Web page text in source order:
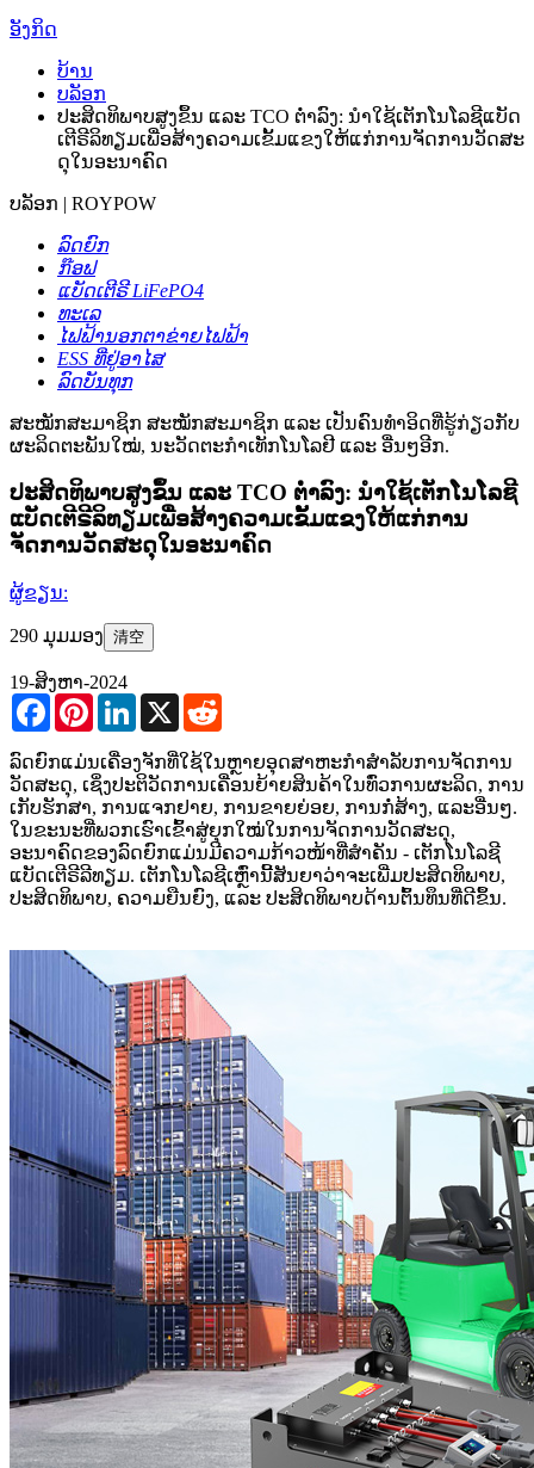
ອັງກິດ
ບ້ານ
ບລັອກ
ປະສິດທິພາບສູງຂຶ້ນ ແລະ TCO ຕ່ຳລົງ: ນຳໃຊ້ເຕັກໂນໂລຊີແບັດ
ເຕີຣີລິທຽມເພື່ອສ້າງຄວາມເຂັ້ມແຂງໃຫ້ແກ່ການຈັດການວັດສະ
ດຸໃນອະນາຄົດ
ບລັອກ | ROYPOW
ລົດຍົກ
ກ໊ອຟ
ແບັດເຕີຣີ LiFePO4
ທະເລ
ໄຟຟ້ານອກຕາຂ່າຍໄຟຟ້າ
ESS ທີ່ຢູ່ອາໄສ
ລົດບັນທຸກ
ສະໝັກສະມາຊິກ ສະໝັກສະມາຊິກ ແລະ ເປັນຄົນທຳອິດທີ່ຮູ້ກ່ຽວກັບ
ຜະລິດຕະພັນໃໝ່, ນະວັດຕະກຳເທັກໂນໂລຢີ ແລະ ອື່ນໆອີກ.
ປະສິດທິພາບສູງຂຶ້ນ ແລະ TCO ຕ່ຳລົງ: ນຳໃຊ້ເຕັກໂນໂລຊີ
ແບັດເຕີຣີລິທຽມເພື່ອສ້າງຄວາມເຂັ້ມແຂງໃຫ້ແກ່ການ
ຈັດການວັດສະດຸໃນອະນາຄົດ
ຜູ້ຂຽນ:
290 ມຸມມອງ 清空
19-ສິງຫາ-2024
FacebookPinterestLinkedIn
X
ລົດຍົກແມ່ນເຄື່ອງຈັກທີ່ໃຊ້ໃນຫຼາຍອຸດສາຫະກຳສຳລັບການຈັດການ
ວັດສະດຸ, ເຊິ່ງປະຕິວັດການເຄື່ອນຍ້າຍສິນຄ້າໃນທົ່ວການຜະລິດ, ການ
ເກັບຮັກສາ, ການແຈກຢາຍ, ການຂາຍຍ່ອຍ, ການກໍ່ສ້າງ, ແລະອື່ນໆ.
ໃນຂະນະທີ່ພວກເຮົາເຂົ້າສູ່ຍຸກໃໝ່ໃນການຈັດການວັດສະດຸ,
ອະນາຄົດຂອງລົດຍົກແມ່ນມີຄວາມກ້າວໜ້າທີ່ສຳຄັນ - ເຕັກໂນໂລຊີ
ແບັດເຕີຣີລີທຽມ. ເຕັກໂນໂລຊີເຫຼົ່ານີ້ສັນຍາວ່າຈະເພີ່ມປະສິດທິພາບ,
ປະສິດທິພາບ, ຄວາມຍືນຍົງ, ແລະ ປະສິດທິພາບດ້ານຕົ້ນທຶນທີ່ດີຂຶ້ນ.